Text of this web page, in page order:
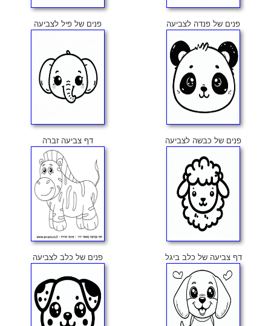
פנים של פנדה לצביעה פנים של פיל לצביעה
פנים של כבשה לצביעה דף צביעה זברה
דף צביעה של כלב ביגל פנים של כלב לצביעה